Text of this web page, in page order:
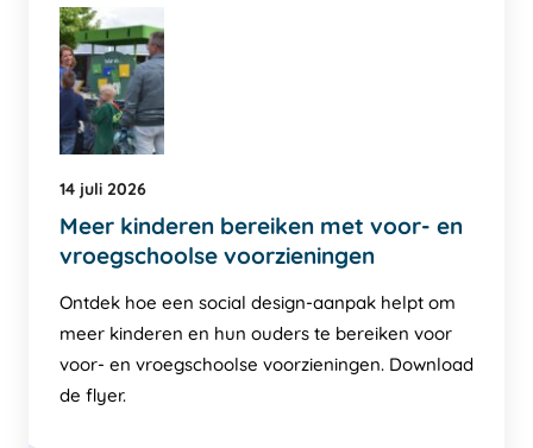
14 juli 2026
Meer kinderen bereiken met voor- en
vroegschoolse voorzieningen
Ontdek hoe een social design-aanpak helpt om
meer kinderen en hun ouders te bereiken voor
voor- en vroegschoolse voorzieningen. Download
de flyer.